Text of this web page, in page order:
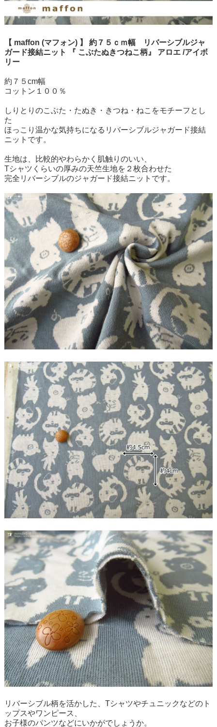
【 maffon (マフォン) 】 約７５ｃｍ幅 リバーシブルジャ
ガード接結ニット 『 こぶたぬきつねこ柄』 アロエ /アイボ
リー
約７５cm幅
コットン１００％
しりとりのこぶた・たぬき・きつね・ねこをモチーフとし
た
ほっこり温かな気持ちになるリバーシブルジャガード接結
ニットです。
生地は、比較的やわらかく肌触りのいい、
Tシャツくらいの厚みの天竺生地を２枚合わせた
完全リバーシブルのジャガード接結ニットです。
リバーシブル柄を活かした、Tシャツやチュニックなどのト
ップスやワンピース、
お子様のパンツなどにいかがでしょうか。